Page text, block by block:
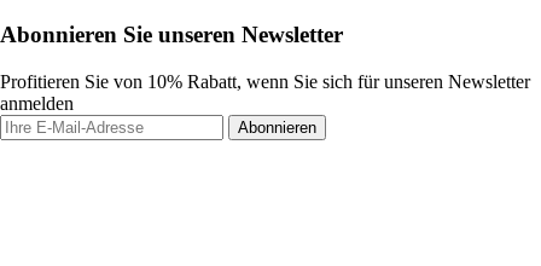
Abonnieren Sie unseren Newsletter
Profitieren Sie von 10% Rabatt, wenn Sie sich für unseren Newsletter
anmelden
Abonnieren